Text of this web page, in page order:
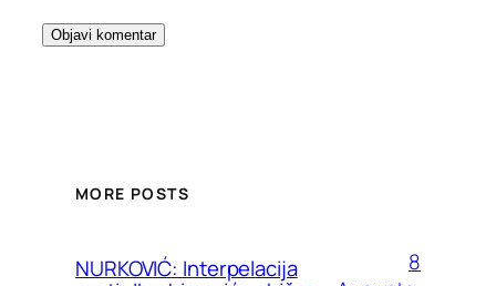
MORE POSTS
NURKOVIĆ: Interpelacija
8